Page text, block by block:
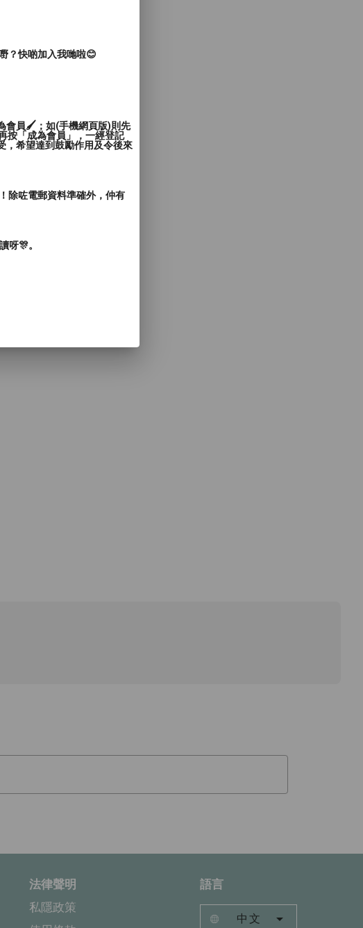
法律聲明
私隱政策
語言
中文
？快啲加入我哋啦😊
會員🖌️；如(手機網頁版)則先
按「成為會員」，一經登記
，希望達到鼓勵作用及令後來
除咗電郵資料準確外，仲有
呀🎊。